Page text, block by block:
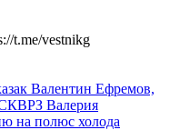
t.me/vestnikg
Валентин Ефремов,
Валерия
на полюс холода